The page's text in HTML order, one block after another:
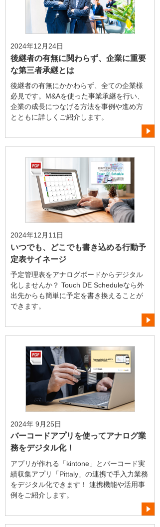
2024年12月24日
後継者の有無に関わらず、企業に重要
な第三者承継とは
後継者の有無にかかわらず、全ての企業様
必見です。M&Aを使った事業承継を行い、
企業の成長につなげる方法を事例や進め方
とともに詳しくご紹介します。
2024年12月11日
いつでも、どこでも書き込める行動予
定表サイネージ
予定管理表をアナログボードからデジタル
化しませんか？ Touch DE Scheduleなら外
出先からも簡単に予定を書き換えることが
できます。
2024年 9月25日
バーコードアプリを使ってアナログ業
務をデジタル化！
アプリが作れる「kintone」とバーコード実
績収集アプリ「Pittaly」の連携で手入力業務
をデジタル化できます！ 連携機能や活用事
例をご紹介します。